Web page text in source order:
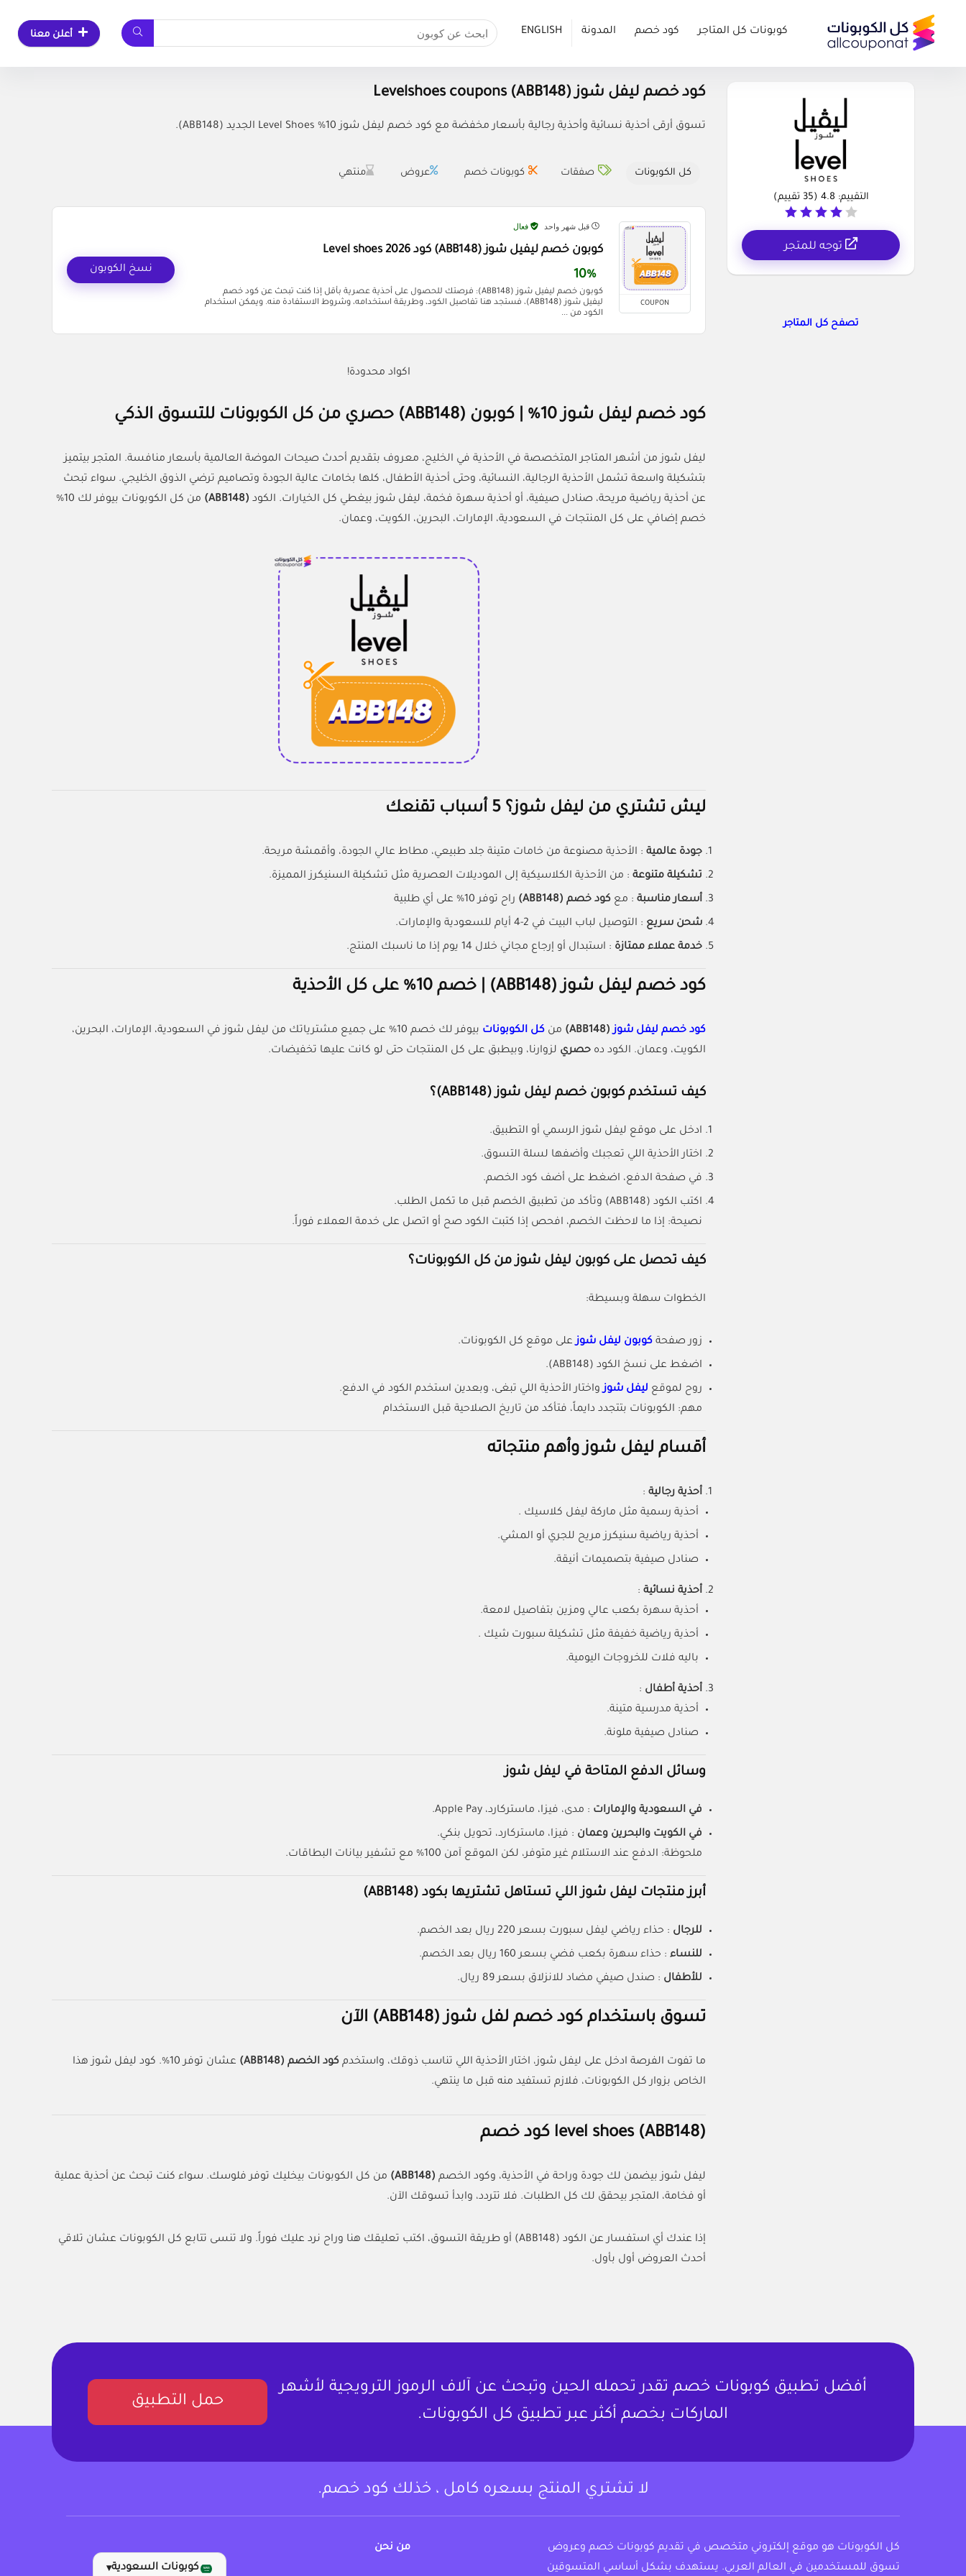
كوبونات كل المتاجر كود خصم المدونة ENGLISH أعلن معنا
كود خصم ليفل شوز (ABB148) Levelshoes coupons
تسوق أرقى أحذية نسائية وأحذية رجالية بأسعار مخفضة مع كود خصم ليفل شوز 10% Level Shoes الجديد (ABB148).
التقييم: 4.8
(
35 تقييم)
توجه للمتجر
كل الكوبونات صفقات كوبونات خصم عروض منتهي
COUPON
قبل شهر واحد فعال
كوبون خصم ليفيل شوز (ABB148) كود Level shoes 2026
10%
كوبون خصم ليفيل شوز (ABB148): فرصتك للحصول على أحذية عصرية بأقل إذا كنت تبحث عن كود خصم
ليفيل شوز (ABB148)، فستجد هنا تفاصيل الكود، وطريقة استخدامه، وشروط الاستفادة منه. ويمكن استخدام
الكود من ...
نسخ الكوبون
اكواد محدودة!
كود خصم ليفل شوز 10% | كوبون (ABB148) حصري من كل الكوبونات للتسوق الذكي
ليفل شوز من أشهر المتاجر المتخصصة في الأحذية في الخليج، معروف بتقديم أحدث صيحات الموضة العالمية بأسعار منافسة. المتجر بيتميز
بتشكيلة واسعة تشمل الأحذية الرجالية، النسائية، وحتى أحذية الأطفال، كلها بخامات عالية الجودة وتصاميم ترضي الذوق الخليجي. سواء تبحث
عن أحذية رياضية مريحة، صنادل صيفية، أو أحذية سهرة فخمة، ليفل شوز بيغطي كل الخيارات. الكود (ABB148)
من كل الكوبونات بيوفر لك 10%
خصم إضافي على كل المنتجات في السعودية، الإمارات، البحرين، الكويت، وعمان.
ليش تشتري من ليفل شوز؟ 5 أسباب تقنعك
جودة عالمية : الأحذية مصنوعة من خامات متينة جلد طبيعي، مطاط عالي الجودة، وأقمشة مريحة.
تشكيلة متنوعة : من الأحذية الكلاسيكية إلى الموديلات العصرية مثل تشكيلة السنيكرز المميزة.
أسعار مناسبة : مع كود خصم (ABB148) راح توفر 10% على أي طلبية
شحن سريع : التوصيل لباب البيت في 2-4 أيام للسعودية والإمارات.
خدمة عملاء ممتازة : استبدال أو إرجاع مجاني خلال 14 يوم إذا ما ناسبك المنتج.
كود خصم ليفل شوز (ABB148) | خصم 10% على كل الأحذية
كود خصم ليفل شوز(ABB148) من كل الكوبونات
بيوفر لك خصم 10% على جميع مشترياتك من ليفل شوز في السعودية، الإمارات، البحرين،
الكويت، وعمان. الكود ده حصري لزوارنا، وبيطبق على كل المنتجات حتى لو كانت عليها تخفيضات.
كيف تستخدم كوبون خصم ليفل شوز (ABB148)؟
ادخل على موقع ليفل شوز الرسمي أو التطبيق.
اختار الأحذية اللي تعجبك وأضفها لسلة التسوق.
في صفحة الدفع، اضغط على أضف كود الخصم.
اكتب الكود (ABB148) وتأكد من تطبيق الخصم قبل ما تكمل الطلب.
نصيحة: إذا ما لاحظت الخصم، افحص إذا كتبت الكود صح أو اتصل على خدمة العملاء فوراً.
كيف تحصل على كوبون ليفل شوز من كل الكوبونات؟
الخطوات سهلة وبسيطة:
زور صفحة كوبون ليفل شوزعلى موقع كل الكوبونات.
اضغط على نسخ الكود (ABB148).
روح لموقع ليفل شوزواختار الأحذية اللي تبغى، وبعدين استخدم الكود في الدفع.
مهم: الكوبونات بتتجدد دايماً، فتأكد من تاريخ الصلاحية قبل الاستخدام
أقسام ليفل شوز وأهم منتجاته
أحذية رجالية :
أحذية رسمية مثل ماركة ليفل كلاسيك .
أحذية رياضية سنيكرز مريح للجري أو المشي.
صنادل صيفية بتصميمات أنيقة.
أحذية نسائية :
أحذية سهرة بكعب عالي ومزين بتفاصيل لامعة.
أحذية رياضية خفيفة مثل تشكيلة سبورت شيك .
باليه فلات للخروجات اليومية.
أحذية أطفال :
أحذية مدرسية متينة.
صنادل صيفية ملونة.
وسائل الدفع المتاحة في ليفل شوز
في السعودية والإمارات : مدى، فيزا، ماستركارد، Apple Pay.
في الكويت والبحرين وعمان : فيزا، ماستركارد، تحويل بنكي.
ملحوظة: الدفع عند الاستلام غير متوفر، لكن الموقع آمن 100% مع تشفير بيانات البطاقات.
أبرز منتجات ليفل شوز اللي تستاهل تشتريها بكود (ABB148)
للرجال : حذاء رياضي ليفل سبورت بسعر 220 ريال بعد الخصم.
للنساء : حذاء سهرة بكعب فضي بسعر 160 ريال بعد الخصم.
للأطفال : صندل صيفي مضاد للانزلاق بسعر 89 ريال.
تسوق باستخدام كود خصم لفل شوز (ABB148) الآن
ما تفوت الفرصة ادخل على ليفل شوز، اختار الأحذية اللي تناسب ذوقك، واستخدم كود الخصم (ABB148)
عشان توفر 10%. كود ليفل شوز هذا
الخاص بزوار كل الكوبونات، فلازم تستفيد منه قبل ما ينتهي.
(ABB148) level shoes كود خصم
ليفل شوز بيضمن لك جودة وراحة في الأحذية، وكود الخصم (ABB148)
من كل الكوبونات بيخليك توفر فلوسك. سواء كنت تبحث عن أحذية عملية
أو فخامة، المتجر بيحقق لك كل الطلبات. فلا تتردد، وابدأ تسوقك الآن.
إذا عندك أي استفسار عن الكود (ABB148) أو طريقة التسوق، اكتب تعليقك هنا وراح نرد عليك فوراً. ولا تنسى تتابع كل الكوبونات عشان تلاقي
أحدث العروض أول بأول.
تصفح كل المتاجر
أفضل تطبيق كوبونات خصم تقدر تحمله الحين وتبحث عن آلاف الرموز الترويجية لأشهر
الماركات بخصم أكثر عبر تطبيق كل الكوبونات.
حمل التطبيق
لا تشتري المنتج بسعره كامل ، خذلك كود خصم.
كل الكوبونات هو موقع إلكتروني متخصص في تقديم كوبونات خصم وعروض
تسوق للمستخدمين في العالم العربي. يستهدف بشكل أساسي المتسوقين
من نحن
كوبونات السعودية▾